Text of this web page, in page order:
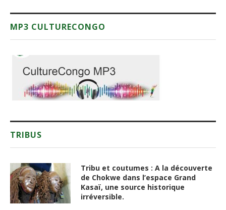
MP3 CULTURECONGO
TRIBUS
Tribu et coutumes : A la découverte
de Chokwe dans l’espace Grand
Kasaï, une source historique
irréversible.